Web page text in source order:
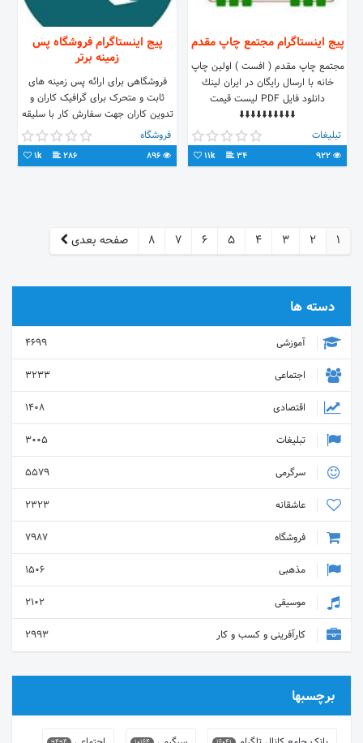
پیج اینستاگرام مجتمع چاپ مقدم
مجتمع چاپ مقدم ( افست ) اولین چاپ
خانه با ارسال رایگان در ایران لينك
دانلود فايل PDF ليست قيمت
⬇️⬇️⬇️⬇️⬇️⬇️⬇️⬇️⬇️⬇️
تبلیغات
34
11k
پیج اینستاگرام فروشگاه پس
زمینه برتر
فروشگاهی برای ارائه پس زمینه های
ثابت و متحرک برای گرافیک کاران و
تدوین کاران جهت سفارش کار با سلیقه
های خودتان با ما درتماس باشید کانال
تلگرامی bgtop
فروشگاه
286
1k
1
2
3
4
5
6
7
8 صفحه بعدی
دسته ها
آموزشی
4699
اجتماعی
3233
اقتصادی
1408
تبلیغات
3005
سرگرمی
5579
عاشقانه
2323
فروشگاه
7987
مذهبی
1506
موسیقی
2102
کارآفرینی و کسب و کار
2993
برچسبها